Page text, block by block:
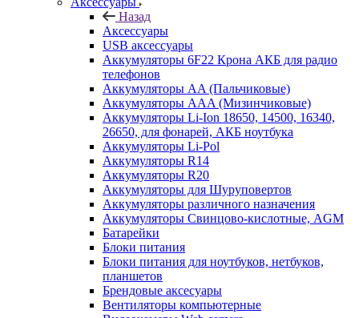
Назад
Аксессуары
USB аксессуары
Аккумуляторы 6F22 Крона АКБ для радио
телефонов
Аккумуляторы AA (Пальчиковые)
Аккумуляторы AAA (Мизинчиковые)
Аккумуляторы Li-Ion 18650, 14500, 16340,
26650, для фонарей, АКБ ноутбука
Аккумуляторы Li-Pol
Аккумуляторы R14
Аккумуляторы R20
Аккумуляторы для Шуруповертов
Аккумуляторы различного назначения
Аккумуляторы Свинцово-кислотные, AGM
Батарейки
Блоки питания
Блоки питания для ноутбуков, нетбуков,
планшетов
Брендовые аксесуары
Вентиляторы компьютерные